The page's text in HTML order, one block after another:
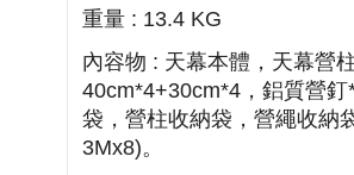
重量 : 13.4 KG
內容物 : 天幕本體，天幕營
40cm*4+30cm*4，鋁質營
袋，營柱收納袋，營繩收納
3Mx8)。